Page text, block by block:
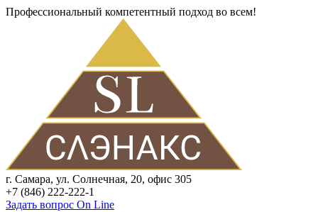
Профессиональный компетентный подход во всем!
г. Самара, ул. Солнечная, 20, офис 305
+7 (846) 222-222-1
Задать вопрос On Line